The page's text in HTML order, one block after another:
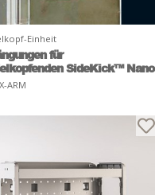
Einheit
für
SideKick™ Nano
ARM